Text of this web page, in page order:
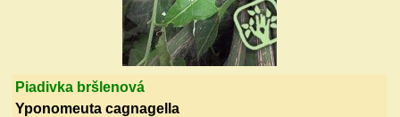
Piadivka bršlenová
Yponomeuta cagnagella